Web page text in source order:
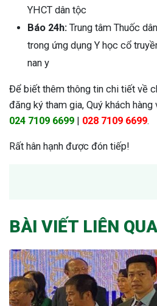
YHCT dân tộc
Báo 24h: Trung tâm Thuốc
trong ứng dụng Y học cổ
nan y
Để biết thêm thông tin chi tiết về
đăng ký tham gia, Quý khách
024 7109 6699 | 028 7109 6699.
Rất hân hạnh được đón tiếp!
BÀI VIẾT LIÊN